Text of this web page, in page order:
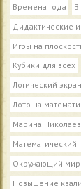
Времена года
В
Дидактические
Игры на
Кубики для всех
Логический экран
Лото на
Марина
Математический
Окружающий мир
Повышение